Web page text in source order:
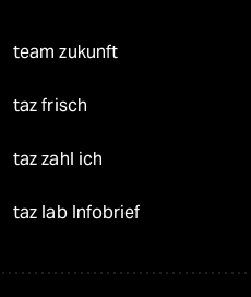
team zukunft
taz frisch
taz zahl ich
taz lab Infobrief